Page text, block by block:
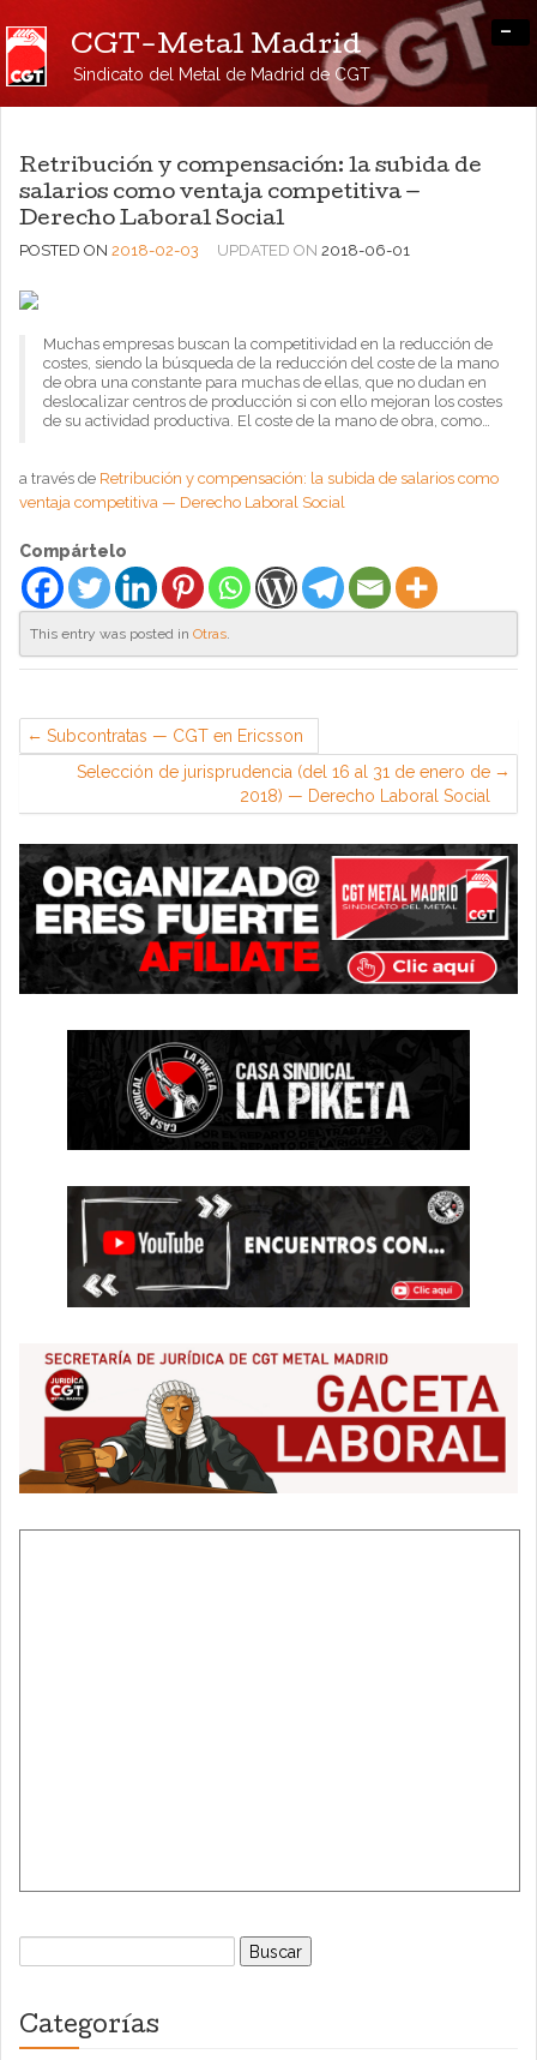
CGT-Metal Madrid
Sindicato del Metal de Madrid de CGT
-
Retribución y compensación: la subida de
salarios como ventaja competitiva —
Derecho Laboral Social
POSTED ON 2018-02-03 UPDATED ON 2018-06-01
Muchas empresas buscan la competitividad en la reducción de
costes, siendo la búsqueda de la reducción del coste de la mano
de obra una constante para muchas de ellas, que no dudan en
deslocalizar centros de producción si con ello mejoran los costes
de su actividad productiva. El coste de la mano de obra, como…
a través de Retribución y compensación: la subida de salarios como
ventaja competitiva — Derecho Laboral Social
Compártelo
This entry was posted in Otras.
Subcontratas — CGT en Ericsson
Selección de jurisprudencia (del 16 al 31 de enero de
2018) — Derecho Laboral Social
Buscar:
Categorías